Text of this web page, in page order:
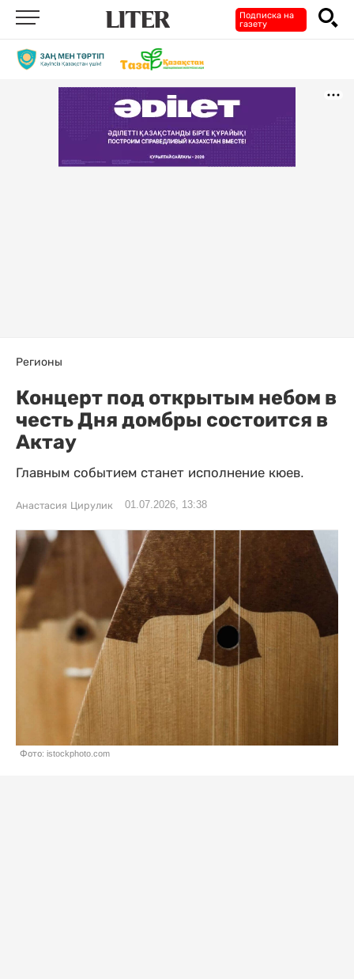
Подписка на
газету
Регионы
Концерт под открытым небом в
честь Дня домбры состоится в
Актау
Главным событием станет исполнение кюев.
Анастасия Цирулик 01.07.2026, 13:38
Фото: istockphoto.com